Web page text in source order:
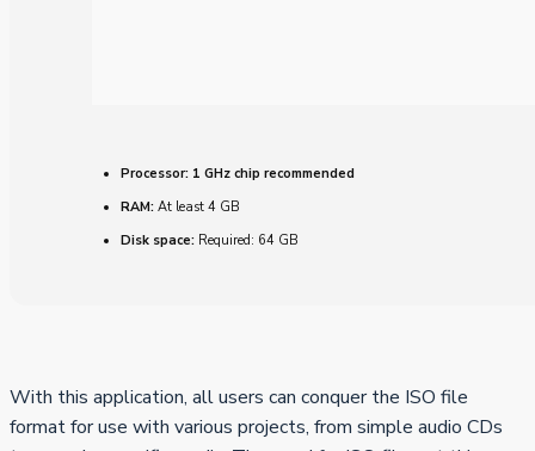
Processor: 1 GHz chip recommended
RAM: At least 4 GB
Disk space: Required: 64 GB
With this application, all users can conquer the ISO file
format for use with various projects, from simple audio CDs